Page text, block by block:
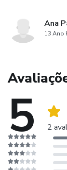
Ana
13 Ano
5 2